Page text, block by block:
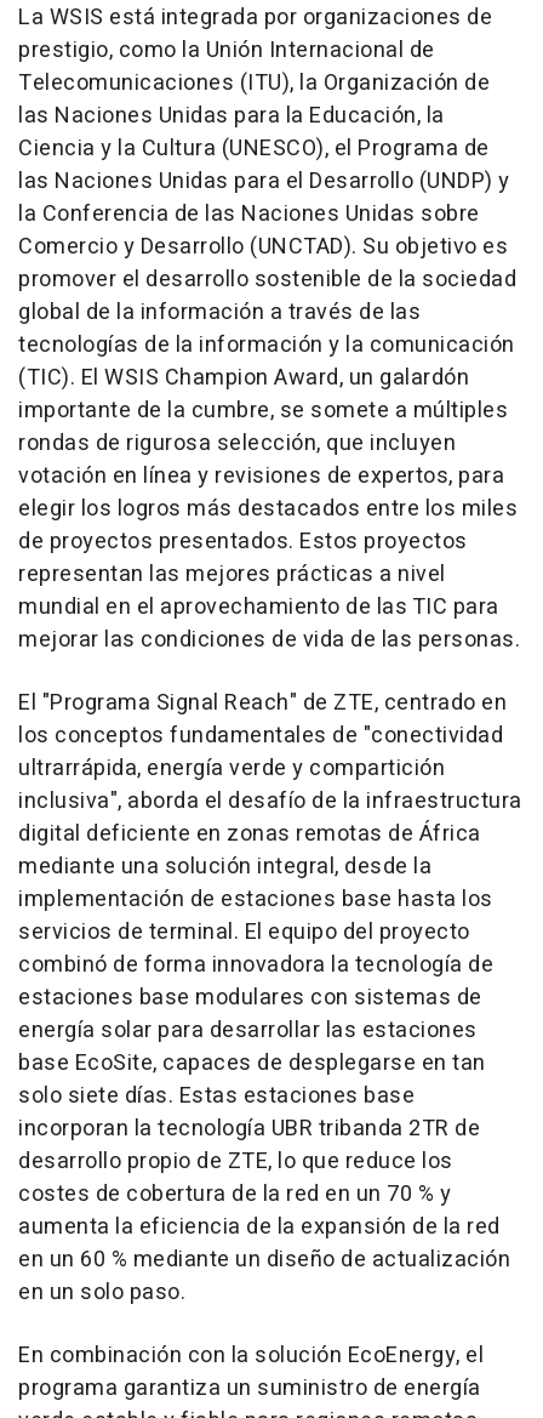
La WSIS está integrada por organizaciones de
prestigio, como la Unión Internacional de
Telecomunicaciones (ITU), la Organización de
las Naciones Unidas para la Educación, la
Ciencia y la Cultura (UNESCO), el Programa de
las Naciones Unidas para el Desarrollo (UNDP) y
la Conferencia de las Naciones Unidas sobre
Comercio y Desarrollo (UNCTAD). Su objetivo es
promover el desarrollo sostenible de la sociedad
global de la información a través de las
tecnologías de la información y la comunicación
(TIC). El WSIS Champion Award, un galardón
importante de la cumbre, se somete a múltiples
rondas de rigurosa selección, que incluyen
votación en línea y revisiones de expertos, para
elegir los logros más destacados entre los miles
de proyectos presentados. Estos proyectos
representan las mejores prácticas a nivel
mundial en el aprovechamiento de las TIC para
mejorar las condiciones de vida de las personas.
El "Programa Signal Reach" de ZTE, centrado en
los conceptos fundamentales de "conectividad
ultrarrápida, energía verde y compartición
inclusiva", aborda el desafío de la infraestructura
digital deficiente en zonas remotas de África
mediante una solución integral, desde la
implementación de estaciones base hasta los
servicios de terminal. El equipo del proyecto
combinó de forma innovadora la tecnología de
estaciones base modulares con sistemas de
energía solar para desarrollar las estaciones
base EcoSite, capaces de desplegarse en tan
solo siete días. Estas estaciones base
incorporan la tecnología UBR tribanda 2TR de
desarrollo propio de ZTE, lo que reduce los
costes de cobertura de la red en un 70 % y
aumenta la eficiencia de la expansión de la red
en un 60 % mediante un diseño de actualización
en un solo paso.
En combinación con la solución EcoEnergy, el
programa garantiza un suministro de energía